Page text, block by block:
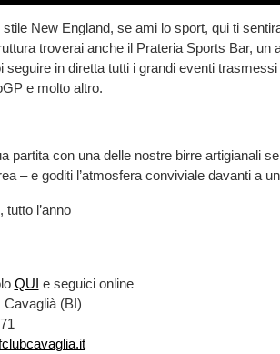
New England, se ami lo sport, qui ti
troverai anche il Prateria Sports Bar, un
seguire in diretta tutti i grandi eventi
e molto altro.
partita con una delle nostre birre artigianali
– e goditi l’atmosfera conviviale davanti a
tutto l’anno
QUI e seguici online
Cavaglià (BI)